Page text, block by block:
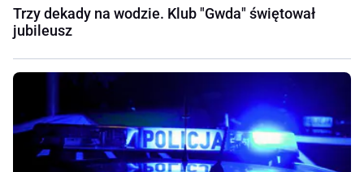
Trzy dekady na wodzie. Klub "Gwda" świętował
jubileusz